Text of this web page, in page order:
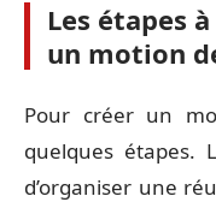
Les étapes
un motion
Pour créer un
quelques étapes.
d’organiser une